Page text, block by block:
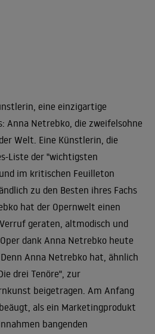
eine einzigartige
Anna Netrebko, die zweifelsohne
Welt. Eine Künstlerin, die
Liste der "wichtigsten
im kritischen Feuilleton
zu den Besten ihres Fachs
hat der Opernwelt einen
geraten, altmodisch und
dank Anna Netrebko heute
Anna Netrebko hat, ähnlich
drei Tenöre", zur
beigetragen. Am Anfang
als ein Marketingprodukt
bangenden